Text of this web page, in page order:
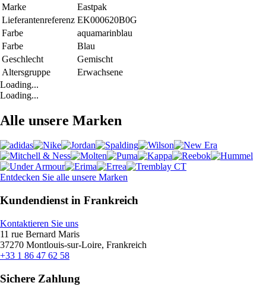
Marke
Eastpak
Lieferantenreferenz EK000620B0G
Farbe
aquamarinblau
Farbe
Blau
Geschlecht
Gemischt
Altersgruppe
Erwachsene
Loading...
Loading...
Alle unsere Marken
Entdecken Sie alle unsere Marken
Kundendienst in Frankreich
Kontaktieren Sie uns
11 rue Bernard Maris
37270 Montlouis-sur-Loire, Frankreich
+33 1 86 47 62 58
Sichere Zahlung